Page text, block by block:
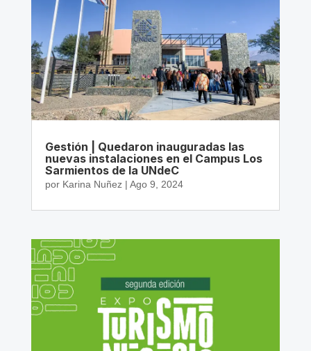
Gestión | Quedaron inauguradas las
nuevas instalaciones en el Campus Los
Sarmientos de la UNdeC
por Karina Nuñez| Ago 9, 2024